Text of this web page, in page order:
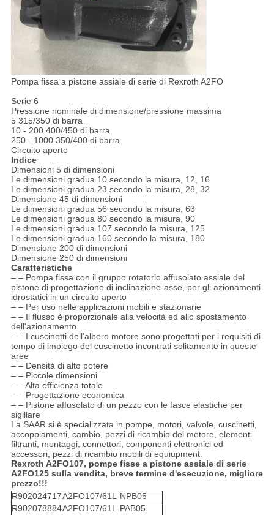
Pompa fissa a pistone assiale di serie di Rexroth A2FO
Serie 6
Pressione nominale di dimensione/pressione massima
5 315/350 di barra
10 - 200 400/450 di barra
250 - 1000 350/400 di barra
Circuito aperto
Indice
Dimensioni 5 di dimensioni
Le dimensioni gradua 10 secondo la misura, 12, 16
Le dimensioni gradua 23 secondo la misura, 28, 32
Dimensione 45 di dimensioni
Le dimensioni gradua 56 secondo la misura, 63
Le dimensioni gradua 80 secondo la misura, 90
Le dimensioni gradua 107 secondo la misura, 125
Le dimensioni gradua 160 secondo la misura, 180
Dimensione 200 di dimensioni
Dimensione 250 di dimensioni
Caratteristiche
– – Pompa fissa con il gruppo rotatorio affusolato assiale del
pistone di progettazione di inclinazione-asse, per gli azionamenti
idrostatici in un circuito aperto
– – Per uso nelle applicazioni mobili e stazionarie
– – Il flusso è proporzionale alla velocità ed allo spostamento
dell'azionamento
– – I cuscinetti dell'albero motore sono progettati per i requisiti di
tempo di impiego del cuscinetto incontrati solitamente in queste
aree
– – Densità di alto potere
– – Piccole dimensioni
– – Alta efficienza totale
– – Progettazione economica
– – Pistone affusolato di un pezzo con le fasce elastiche per
sigillare
La SAAR si è specializzata in pompe, motori, valvole, cuscinetti,
accoppiamenti, cambio, pezzi di ricambio del motore, elementi
filtranti, montaggi, connettori, componenti elettronici ed
accessori, pezzi di ricambio mobili di equiupment.
Rexroth A2FO107, pompe fisse a pistone assiale di serie
A2FO125 sulla vendita, breve termine d'esecuzione, migliore
prezzo!!!
R902024717A2FO107/61L-NPB05
R902078884A2FO107/61L-PAB05